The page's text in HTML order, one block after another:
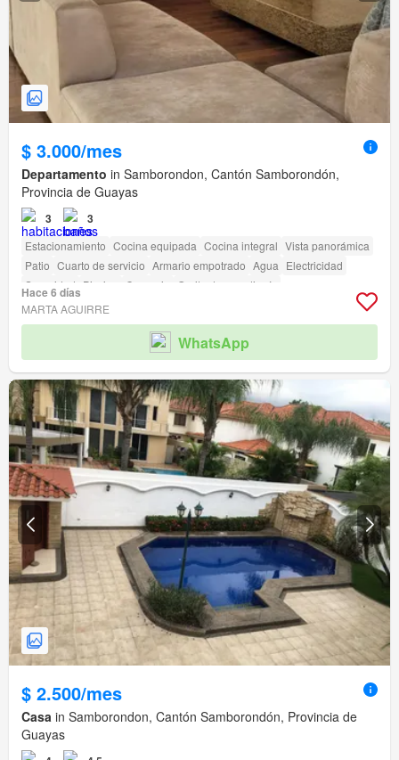
$ 3.000/mes
Departamento in Samborondon, Cantón Samborondón,
Provincia de Guayas
3 3
Estacionamiento Cocina equipada Cocina integral Vista panorámica
Patio Cuarto de servicio Armario empotrado Agua Electricidad
Seguridad Piscina Conserje Garita de guardianía
Hace 6 días
MARTA AGUIRRE
WhatsApp
$ 2.500/mes
Casa in Samborondon, Cantón Samborondón, Provincia de
Guayas